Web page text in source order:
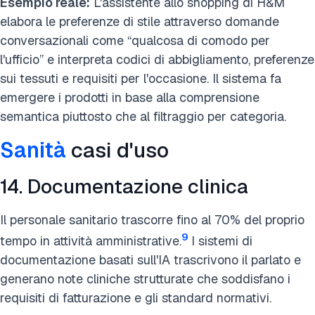
elabora le preferenze di stile attraverso domande
conversazionali come “qualcosa di comodo per
l'ufficio” e interpreta codici di abbigliamento, preferenze
sui tessuti e requisiti per l'occasione. Il sistema fa
emergere i prodotti in base alla comprensione
semantica piuttosto che al filtraggio per categoria.
Sanità casi d'uso
14. Documentazione clinica
Il personale sanitario trascorre fino al 70% del proprio
tempo in attività amministrative.9 I sistemi di
documentazione basati sull'IA trascrivono il parlato e
generano note cliniche strutturate che soddisfano i
requisiti di fatturazione e gli standard normativi.